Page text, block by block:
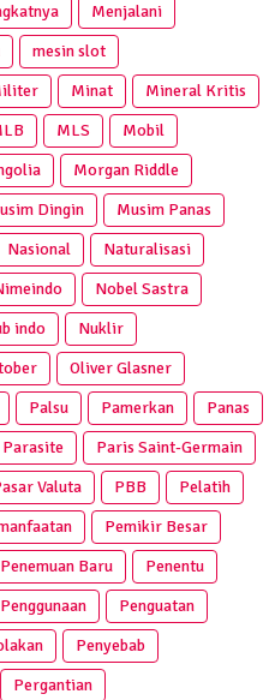
Menjalani
mesin slot
Minat
Mineral Kritis
MLS
Mobil
Morgan Riddle
Dingin
Musim Panas
Nasional
Naturalisasi
Nobel Sastra
indo
Nuklir
Oliver Glasner
Palsu Pamerkan
Panas
Parasite
Paris Saint-Germain
Valuta PBB
Pelatih
Pemikir Besar
Penemuan Baru
Penentu
Penggunaan
Penguatan
Penyebab
Pergantian